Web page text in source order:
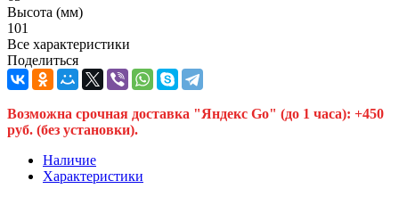
Высота (мм)
101
Все характеристики
Поделиться
Возможна срочная доставка "Яндекс Go" (до 1 часа): +450
руб. (без установки).
Наличие
Характеристики